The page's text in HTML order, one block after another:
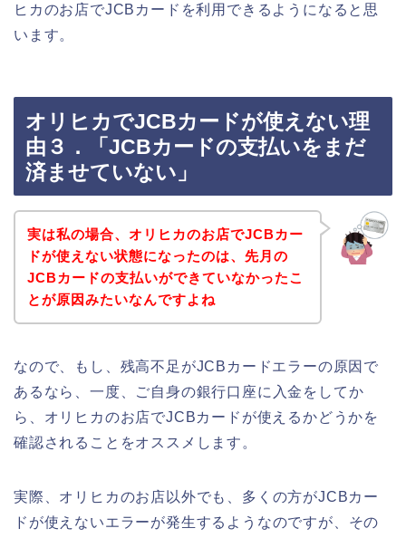
ヒカのお店でJCBカードを利用できるようになると思
います。
オリヒカでJCBカードが使えない理
由３．「JCBカードの支払いをまだ
済ませていない」
実は私の場合、オリヒカのお店でJCBカー
ドが使えない状態になったのは、先月の
JCBカードの支払いができていなかったこ
とが原因みたいなんですよね
なので、もし、残高不足がJCBカードエラーの原因で
あるなら、一度、ご自身の銀行口座に入金をしてか
ら、オリヒカのお店でJCBカードが使えるかどうかを
確認されることをオススメします。
実際、オリヒカのお店以外でも、多くの方がJCBカー
ドが使えないエラーが発生するようなのですが、その